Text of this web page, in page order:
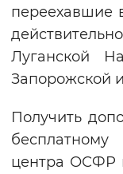
переехавшие
Луганской
Запорожской
Получить
бесплатному
центра ОСФР